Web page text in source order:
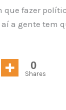
que fazer
a gente tem
0
Shares